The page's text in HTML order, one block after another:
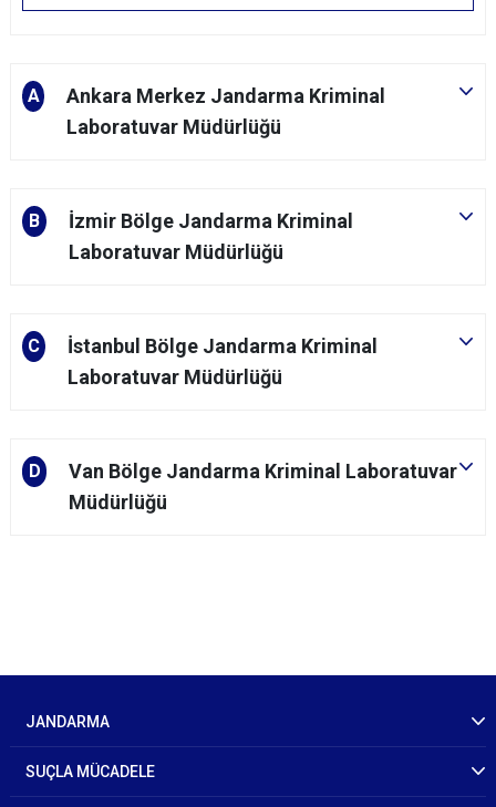
A
Ankara Merkez Jandarma Kriminal
Laboratuvar Müdürlüğü
B
İzmir Bölge Jandarma Kriminal
Laboratuvar Müdürlüğü
C
İstanbul Bölge Jandarma Kriminal
Laboratuvar Müdürlüğü
D
Van Bölge Jandarma Kriminal Laboratuvar
Müdürlüğü
JANDARMA
SUÇLA MÜCADELE